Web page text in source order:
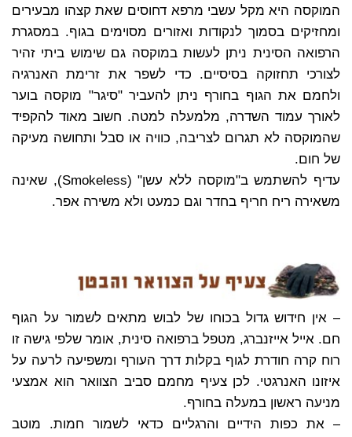
המוקסה היא מקל עשבי מרפא דחוסים שאת קצהו מבעירים
ומחזיקים בסמוך לנקודות ואזורים מסוימים בגוף. במסגרת
הרפואה הסינית ניתן לעשות במוקסה גם שימוש ביתי זהיר
לצורכי תחזוקה בסיסיים. כדי לשפר את זרימת האנרגיה
ולחמם את הגוף בחורף ניתן להעביר "סיגר" מוקסה בוער
לאורך עמוד השדרה, מלמעלה למטה. חשוב מאוד להקפיד
שהמוקסה לא תגרום לצריבה, כוויה או סבל ותחושה מעיקה
של חום.
עדיף להשתמש ב"מוקסה ללא עשן" (Smokeless), שאינה
משאירה ריח חריף בחדר וגם כמעט ולא משירה אפר.
– אין חידוש גדול בכוחו של לבוש מתאים לשמור על הגוף
חם. אייל אייזנברג, מטפל ברפואה סינית, אומר שלפי גישה זו
רוח קרה חודרת לגוף בקלות דרך העורף ומשפיעה לרעה על
איזונו האנרגטי. לכן צעיף מחמם סביב הצוואר הוא אמצעי
מניעה ראשון במעלה בחורף.
– את כפות הידיים והרגליים כדאי לשמור חמות. מוטב